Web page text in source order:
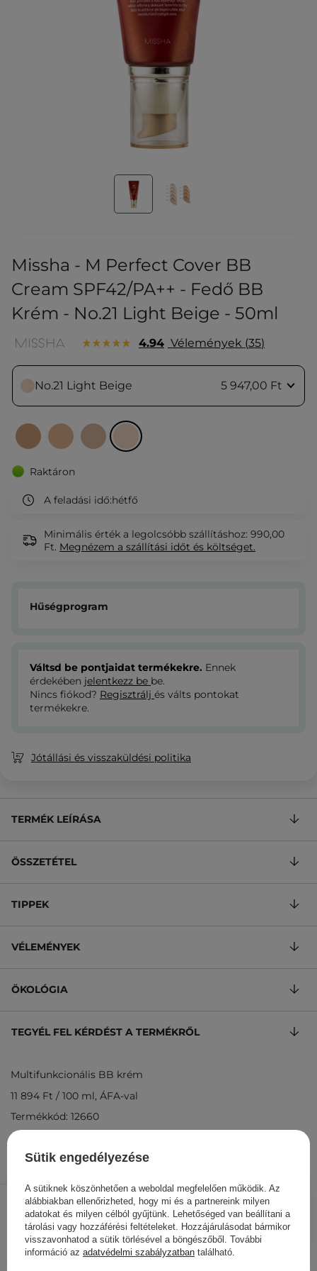
Missha - M Perfect Cover BB
Cream SPF42/PA++ - Fedő BB
Krém - No.21 Light Beige - 50ml
4.94 Vélemények 35
No.21 Light Beige 5 947,00 Ft
Raktáron
A feladási idő:hétfő
Minimális érték a legolcsóbb szállításhoz: 990,00
Ft. Megnézem a szállítási időt és költséget.
5 947 Ft /db.
KOSÁRBA
Hűségprogram
Váltsd be pontjaidat termékekre. Ennek
érdekében jelentkezz be be.
Nincs fiókod? Regisztrálj és válts pontokat
termékekre.
Jótállási és visszaküldési politika
TERMÉK LEÍRÁSA
ÖSSZETÉTEL
TIPPEK
VÉLEMÉNYEK
ÖKOLÓGIA
TEGYÉL FEL KÉRDÉST A TERMÉKRŐL
Multifunkcionális BB krém
11 894 Ft / 100 ml, ÁFA-val
Termékkód: 12660
Más ügyfeleink ezeket is
Sütik engedélyezése
A sütiknek köszönhetően a weboldal megfelelően működik. Az
alábbiakban ellenőrizheted, hogy mi és a partnereink milyen
adatokat és milyen célból gyűjtünk. Lehetőséged van beállítani a
tárolási vagy hozzáférési feltételeket. Hozzájárulásodat bármikor
visszavonhatod a sütik törlésével a böngészőből. További
információ az adatvédelmi szabályzatban található.